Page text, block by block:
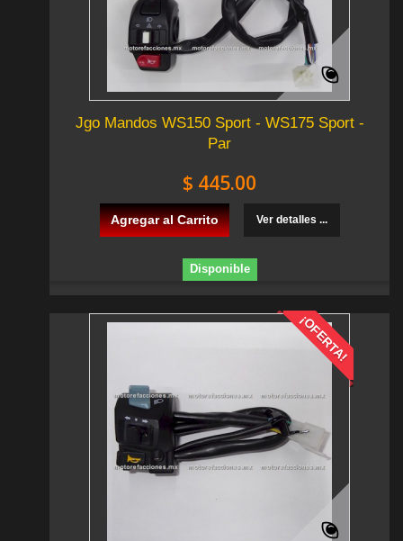
Jgo Mandos WS150 Sport - WS175 Sport -
Par
$ 445.00
Agregar al Carrito Ver detalles ...
Disponible
¡OFERTA!